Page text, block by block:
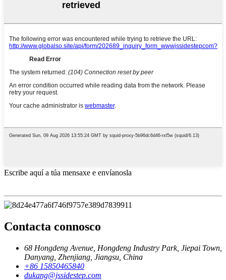
Escribe aquí a túa mensaxe e envíanosla
Contacta connosco
68 Hongdeng Avenue, Hongdeng Industry Park, Jiepai Town,
Danyang, Zhenjiang, Jiangsu, China
+86 15850465840
dukang@jssidestep.com